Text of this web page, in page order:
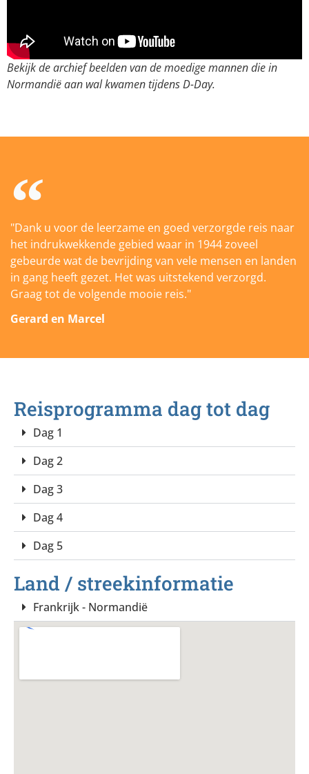
Bekijk de archief beelden van de moedige mannen die in
Normandië aan wal kwamen tijdens D-Day.
"Dank u voor de leerzame en goed verzorgde reis naar
het indrukwekkende gebied waar in 1944 zoveel
gebeurde wat de bevrijding van vele mensen en landen
in gang heeft gezet. Het was uitstekend verzorgd.
Graag tot de volgende mooie reis."
Gerard en Marcel
Reisprogramma dag tot dag
Dag 1
Dag 2
Dag 3
Dag 4
Dag 5
Land / streekinformatie
Frankrijk - Normandië